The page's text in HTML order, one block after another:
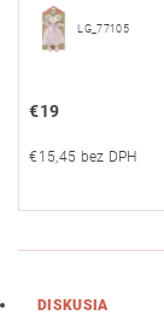
LG_77105
€19
€15,45 bez DPH
DISKUSIA